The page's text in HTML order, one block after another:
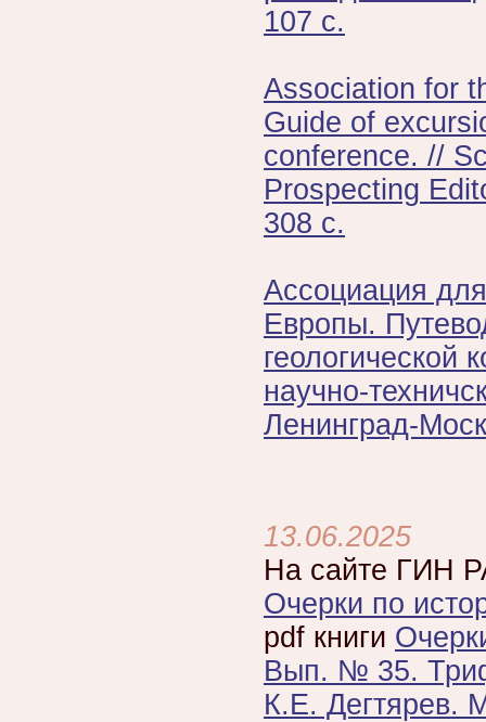
107 с.
Association for
Guide of
conference. //
Prospecting
308 с.
Ассоциация
Европы.
геологической
научно-
Ленинград-
13.06.2025
На сайте ГИН
Очерки по
pdf книги
Вып. № 35.
К.Е. Дегтярев.